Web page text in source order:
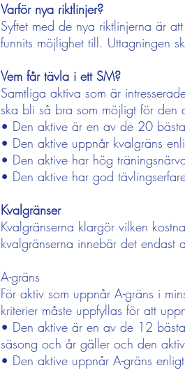
Varför nya riktlinjer?
Syftet med de nya riktlinjerna är
funnits möjlighet till. Uttagningen
Vem får tävla i ett SM?
Samtliga aktiva som är
ska bli så bra som möjligt för den
• Den aktive är en av de 20
• Den aktive uppnår kvalgräns
• Den aktive har hög
• Den aktive har god
Kvalgränser
Kvalgränserna klargör vilken
kvalgränserna innebär det endast
A-gräns
För aktiv som uppnår A-gräns i
kriterier måste uppfyllas för att
• Den aktive är en av de 12
säsong och år gäller och den
• Den aktive uppnår A-gräns